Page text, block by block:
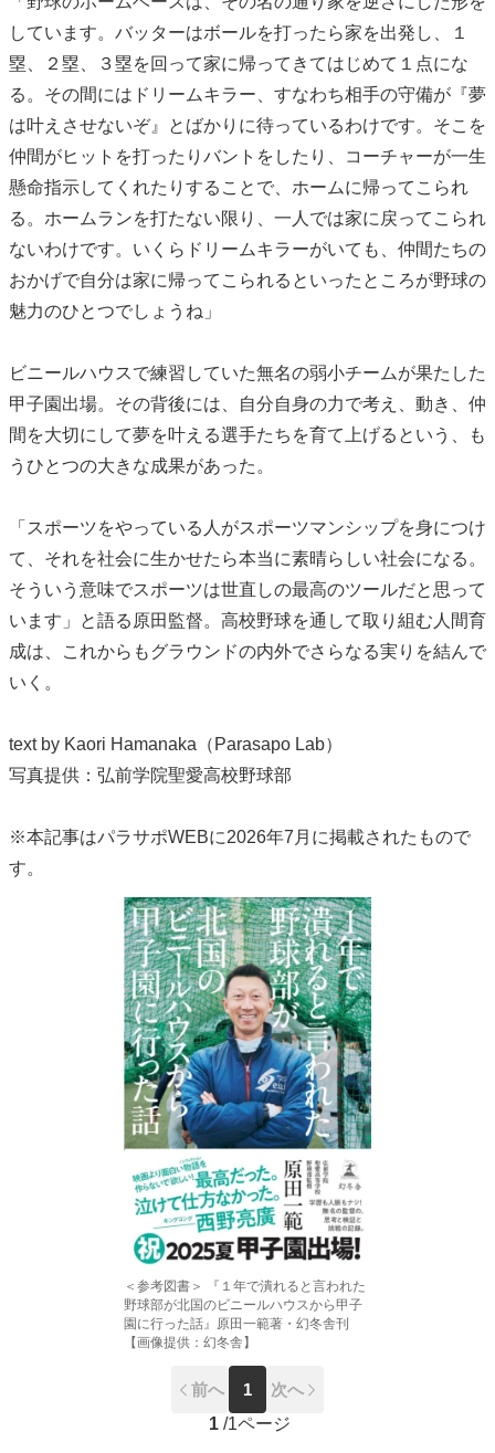
しています。バッターはボールを打ったら家を出発し、１
塁、２塁、３塁を回って家に帰ってきてはじめて１点にな
る。その間にはドリームキラー、すなわち相手の守備が『夢
は叶えさせないぞ』とばかりに待っているわけです。そこを
仲間がヒットを打ったりバントをしたり、コーチャーが一生
懸命指示してくれたりすることで、ホームに帰ってこられ
る。ホームランを打たない限り、一人では家に戻ってこられ
ないわけです。いくらドリームキラーがいても、仲間たちの
おかげで自分は家に帰ってこられるといったところが野球の
魅力のひとつでしょうね」
ビニールハウスで練習していた無名の弱小チームが果たした
甲子園出場。その背後には、自分自身の力で考え、動き、仲
間を大切にして夢を叶える選手たちを育て上げるという、も
うひとつの大きな成果があった。
「スポーツをやっている人がスポーツマンシップを身につけ
て、それを社会に生かせたら本当に素晴らしい社会になる。
そういう意味でスポーツは世直しの最高のツールだと思って
います」と語る原田監督。高校野球を通して取り組む人間育
成は、これからもグラウンドの内外でさらなる実りを結んで
いく。
text by Kaori Hamanaka（Parasapo Lab）
写真提供：弘前学院聖愛高校野球部
※本記事はパラサポWEBに2026年7月に掲載されたもので
す。
＜参考図書＞ 『１年で潰れると言われた
野球部が北国のビニールハウスから甲子
園に行った話』原田一範著・幻冬舎刊
【画像提供：幻冬舎】
前へ 1
次へ
1 /1ページ